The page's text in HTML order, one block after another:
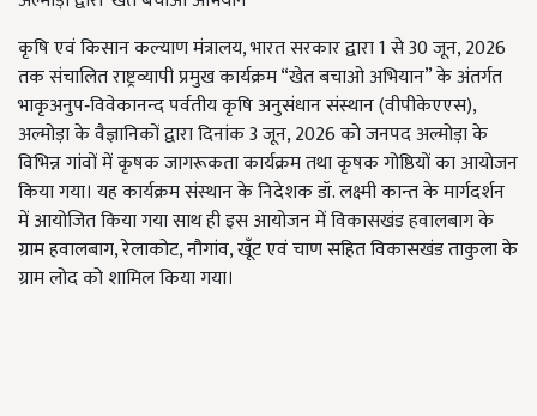
कृषि एवं किसान कल्याण मंत्रालय, भारत सरकार द्वारा 1 से 30 जून, 2026
तक संचालित राष्ट्रव्यापी प्रमुख कार्यक्रम “खेत बचाओ अभियान” के अंतर्गत
भाकृअनुप‑विवेकानन्द पर्वतीय कृषि अनुसंधान संस्थान (वीपीकेएएस),
अल्मोड़ा के वैज्ञानिकों द्वारा दिनांक 3 जून, 2026 को जनपद अल्मोड़ा के
विभिन्न गांवों में कृषक जागरूकता कार्यक्रम तथा कृषक गोष्ठियों का आयोजन
किया गया। यह कार्यक्रम संस्‍थान के निदेशक डॉ. लक्ष्‍मी कान्‍त के मार्गदर्शन
में आयोजित किया गया साथ ही इस आयोजन में विकासखंड हवालबाग के
ग्राम हवालबाग, रेलाकोट, नौगांव, खूँट एवं चाण सहित विकासखंड ताकुला के
ग्राम लोद को शामिल किया गया।